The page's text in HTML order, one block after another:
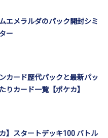
エメラルダのパック開封シミ
ー
カード歴代パックと最新パッ
りカード一覧【ポケカ】
カ】スタートデッキ100 バトル